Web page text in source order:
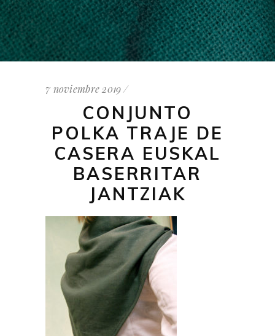
7 noviembre 2019
CONJUNTO
POLKA TRAJE DE
CASERA EUSKAL
BASERRITAR
JANTZIAK